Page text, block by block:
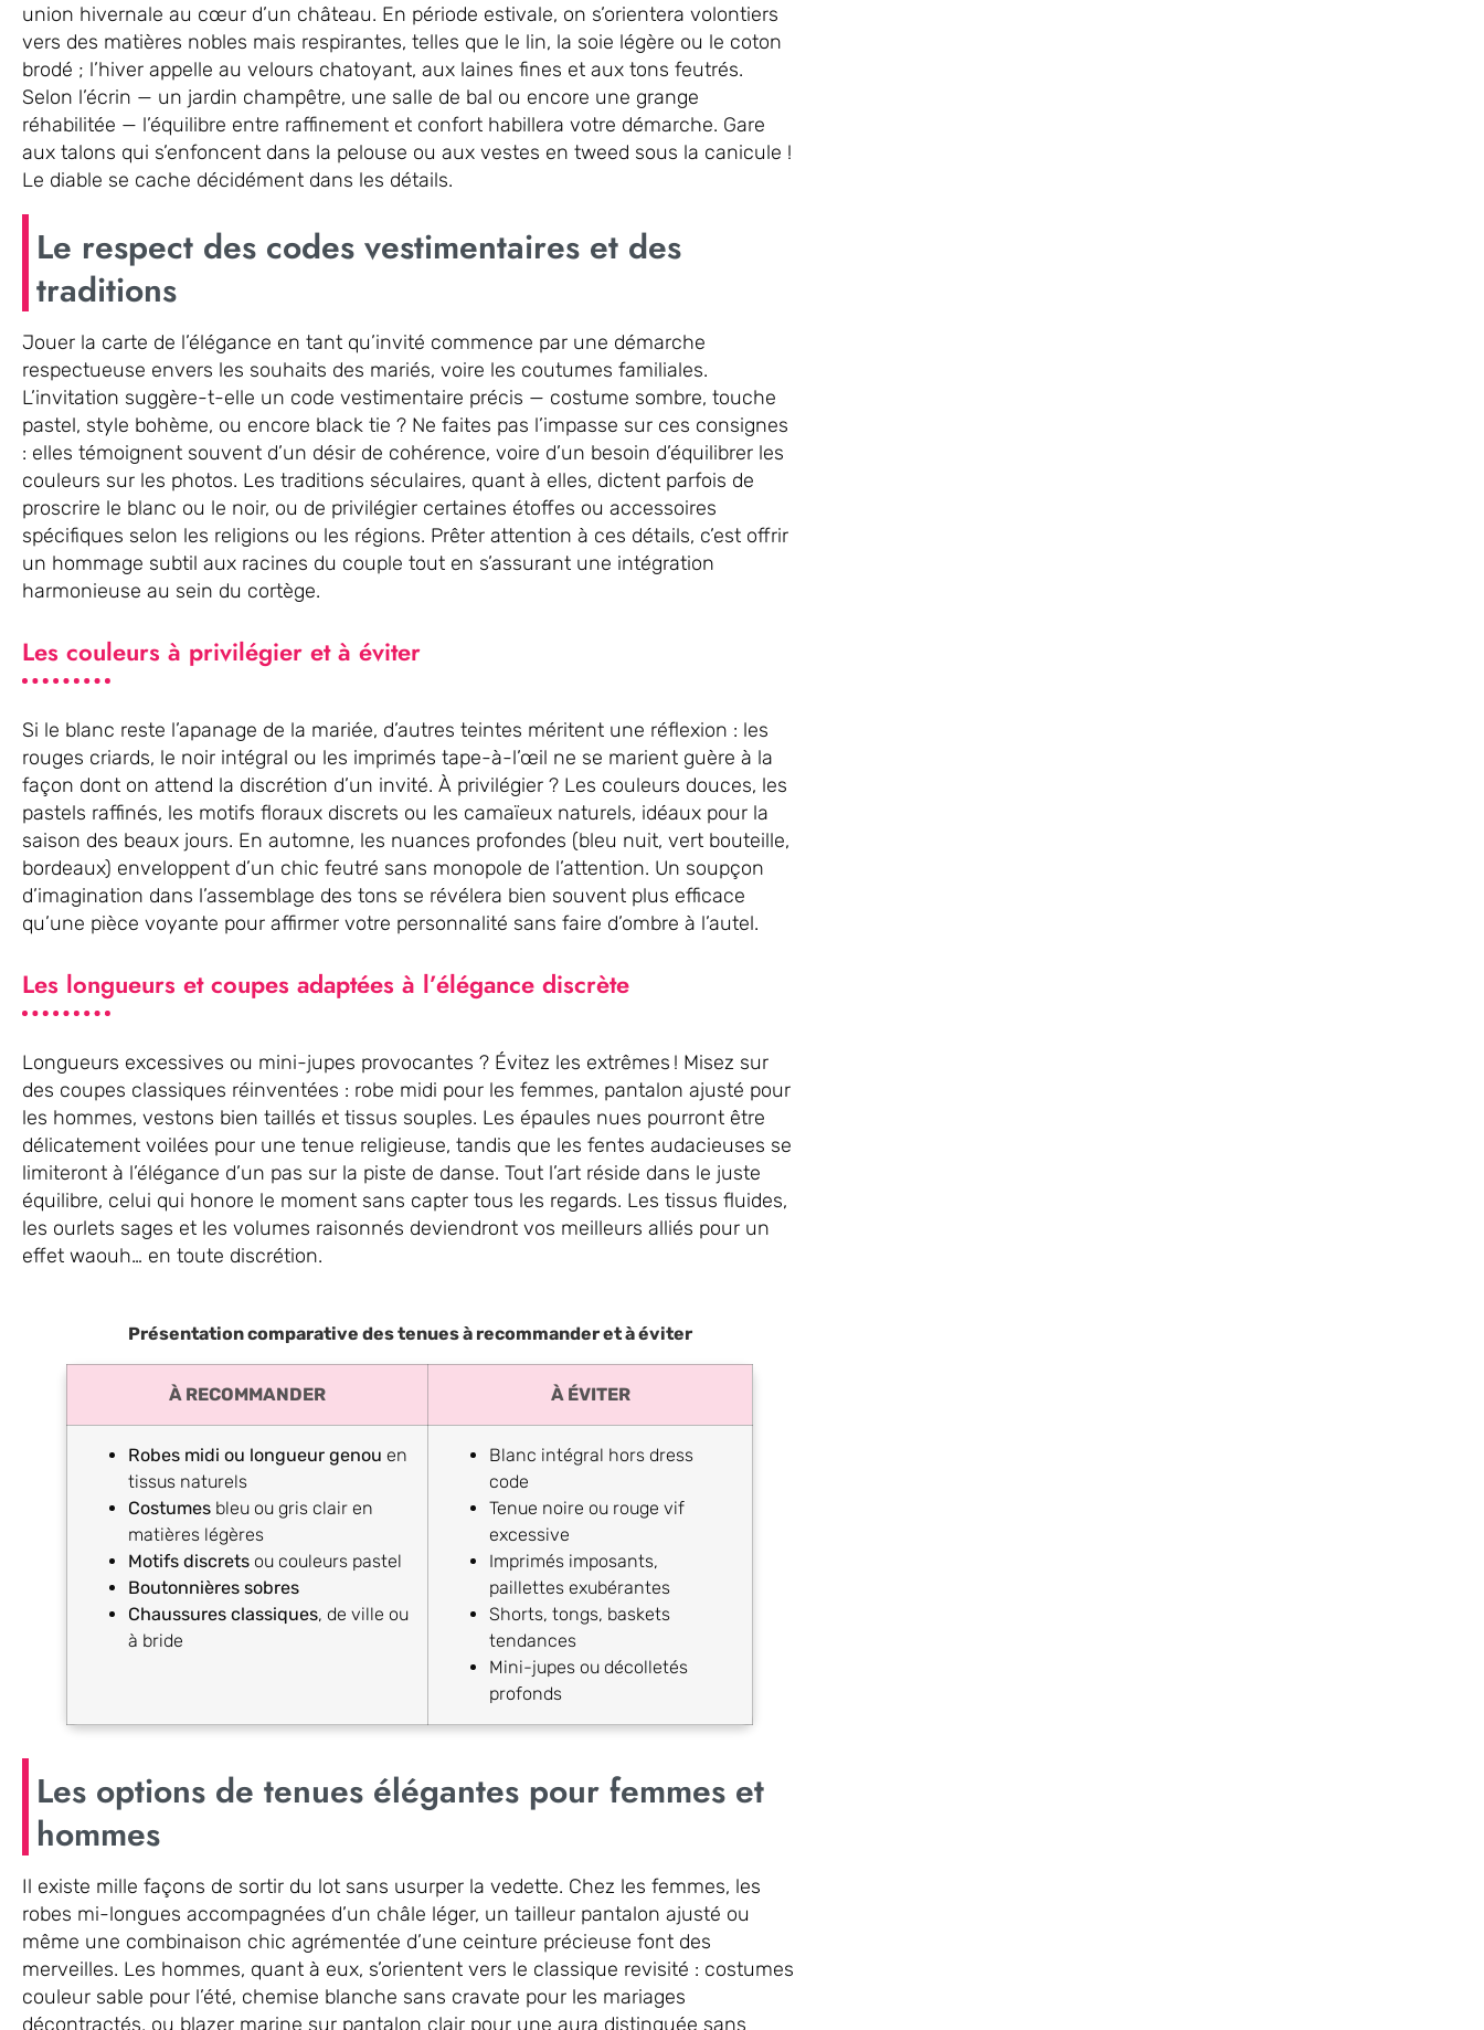
union hivernale au cœur d’un château. En période estivale, on s’orientera volontiers
vers des matières nobles mais respirantes, telles que le lin, la soie légère ou le coton
brodé ; l’hiver appelle au velours chatoyant, aux laines fines et aux tons feutrés.
Selon l’écrin — un jardin champêtre, une salle de bal ou encore une grange
réhabilitée — l’équilibre entre raffinement et confort habillera votre démarche. Gare
aux talons qui s’enfoncent dans la pelouse ou aux vestes en tweed sous la canicule !
Le diable se cache décidément dans les détails.
Le respect des codes vestimentaires et des
traditions
Jouer la carte de l’élégance en tant qu’invité commence par une démarche
respectueuse envers les souhaits des mariés, voire les coutumes familiales.
L’invitation suggère-t-elle un code vestimentaire précis — costume sombre, touche
pastel, style bohème, ou encore black tie ? Ne faites pas l’impasse sur ces consignes
: elles témoignent souvent d’un désir de cohérence, voire d’un besoin d’équilibrer les
couleurs sur les photos. Les traditions séculaires, quant à elles, dictent parfois de
proscrire le blanc ou le noir, ou de privilégier certaines étoffes ou accessoires
spécifiques selon les religions ou les régions. Prêter attention à ces détails, c’est offrir
un hommage subtil aux racines du couple tout en s’assurant une intégration
harmonieuse au sein du cortège.
Les couleurs à privilégier et à éviter
Si le blanc reste l’apanage de la mariée, d’autres teintes méritent une réflexion : les
rouges criards, le noir intégral ou les imprimés tape-à-l’œil ne se marient guère à la
façon dont on attend la discrétion d’un invité. À privilégier ? Les couleurs douces, les
pastels raffinés, les motifs floraux discrets ou les camaïeux naturels, idéaux pour la
saison des beaux jours. En automne, les nuances profondes (bleu nuit, vert bouteille,
bordeaux) enveloppent d’un chic feutré sans monopole de l’attention. Un soupçon
d’imagination dans l’assemblage des tons se révélera bien souvent plus efficace
qu’une pièce voyante pour affirmer votre personnalité sans faire d’ombre à l’autel.
Les longueurs et coupes adaptées à l’élégance discrète
Longueurs excessives ou mini-jupes provocantes ? Évitez les extrêmes ! Misez sur
des coupes classiques réinventées : robe midi pour les femmes, pantalon ajusté pour
les hommes, vestons bien taillés et tissus souples. Les épaules nues pourront être
délicatement voilées pour une tenue religieuse, tandis que les fentes audacieuses se
limiteront à l’élégance d’un pas sur la piste de danse. Tout l’art réside dans le juste
équilibre, celui qui honore le moment sans capter tous les regards. Les tissus fluides,
les ourlets sages et les volumes raisonnés deviendront vos meilleurs alliés pour un
effet waouh… en toute discrétion.
Présentation comparative des tenues à recommander et à éviter
À RECOMMANDER À ÉVITER
Robes midi ou longueur genou en
tissus naturels
Costumes bleu ou gris clair en
matières légères
Motifs discrets ou couleurs pastel
Boutonnières sobres
Chaussures classiques, de ville ou
à bride
Blanc intégral hors dress
code
Tenue noire ou rouge vif
excessive
Imprimés imposants,
paillettes exubérantes
Shorts, tongs, baskets
tendances
Mini-jupes ou décolletés
profonds
Les options de tenues élégantes pour femmes et
hommes
Il existe mille façons de sortir du lot sans usurper la vedette. Chez les femmes, les
robes mi-longues accompagnées d’un châle léger, un tailleur pantalon ajusté ou
même une combinaison chic agrémentée d’une ceinture précieuse font des
merveilles. Les hommes, quant à eux, s’orientent vers le classique revisité : costumes
couleur sable pour l’été, chemise blanche sans cravate pour les mariages
décontractés, ou blazer marine sur pantalon clair pour une aura distinguée sans